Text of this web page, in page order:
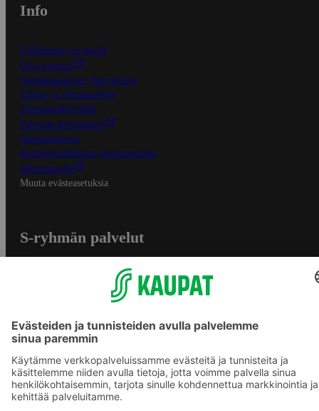
Info
S-Business yrityksille
Oiva-raportit
Osuuskauppojen yhteystiedot
Tilaus- ja toimitusehdot
Tietosuojakäytäntö
Palvelun käyttöehdot
Saavutettavuus
Mobiilisovelluksen saavutettavuus
Mainostajalle
Muuta evästeasetuksia
S-ryhmän palvelut
S-ostoslista -sovellus
Prisma.fi
Sokos.fi
S-Pankki
Yhteishyvä
Sokos Hotels